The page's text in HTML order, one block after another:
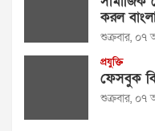
করল
শুক্রবার,
প্রযুক্তি
ফেসবুক
শুক্রবার,